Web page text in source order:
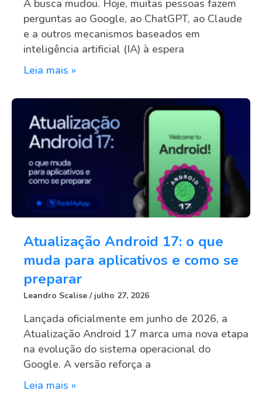
A busca mudou. Hoje, muitas pessoas fazem
perguntas ao Google, ao ChatGPT, ao Claude
e a outros mecanismos baseados em
inteligência artificial (IA) à espera
Leia mais »
Atualização Android 17: o que
muda para aplicativos e como se
preparar
Leandro Scalise julho 27, 2026
Lançada oficialmente em junho de 2026, a
Atualização Android 17 marca uma nova etapa
na evolução do sistema operacional do
Google. A versão reforça a
Leia mais »